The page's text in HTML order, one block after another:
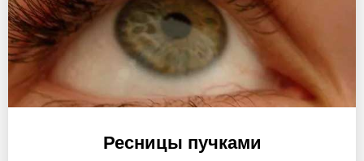
Ресницы пучками